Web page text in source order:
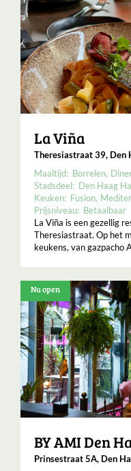
La Viña
Theresiastraat 39, Den
Maaltijd: Borrelen
Stadsdeel: Den Haag
Keuken: Fusion
Prijsniveau: Betaalbaar
La Viña is een gezellig
Theresiastraat. Op het
keukens, van gazpacho
Nu open
BY AMI Den
Prinsestraat 5A, Den